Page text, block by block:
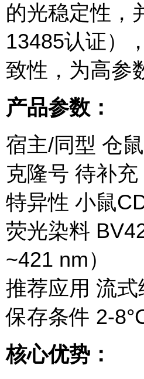
的光稳定性，
13485认证）
致性，为高参
产品参数：
宿主/同型 仓
克隆号 待补
特异性 小鼠
荧光染料
~421 nm）
推荐应用 流
保存条件 2-
核心优势：